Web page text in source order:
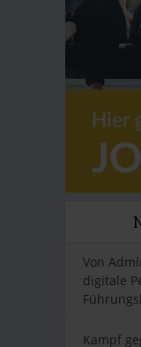
Von
digitale
Kampf